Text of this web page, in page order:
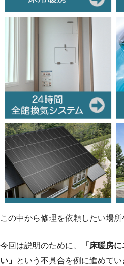
この中から修理を依頼したい場所
今回は説明のために、
「床暖房
い」 という不具合を例に進めてい